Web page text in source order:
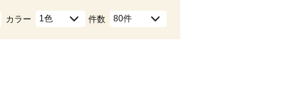
カラー 1色 件数 80件